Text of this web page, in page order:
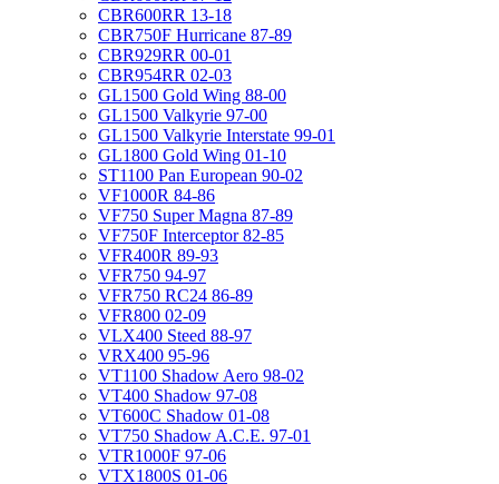
CBR600RR 13-18
CBR750F Hurricane 87-89
CBR929RR 00-01
CBR954RR 02-03
GL1500 Gold Wing 88-00
GL1500 Valkyrie 97-00
GL1500 Valkyrie Interstate 99-01
GL1800 Gold Wing 01-10
ST1100 Pan European 90-02
VF1000R 84-86
VF750 Super Magna 87-89
VF750F Interceptor 82-85
VFR400R 89-93
VFR750 94-97
VFR750 RC24 86-89
VFR800 02-09
VLX400 Steed 88-97
VRX400 95-96
VT1100 Shadow Aero 98-02
VT400 Shadow 97-08
VT600C Shadow 01-08
VT750 Shadow A.C.E. 97-01
VTR1000F 97-06
VTX1800S 01-06